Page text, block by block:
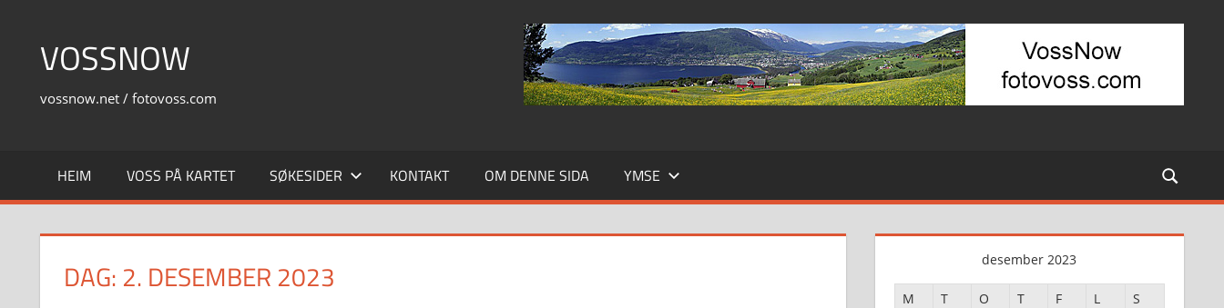
contentVOSSNOW
vossnow.net / fotovoss.com
HEIM VOSS PÅ KARTET SØKESIDER KONTAKT OM DENNE SIDA YMSE
DAG: 2. DESEMBER 2023 desember 2023
M T O T F L
S